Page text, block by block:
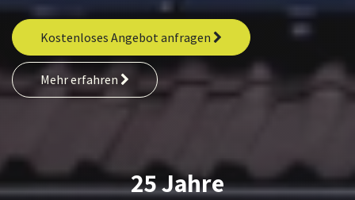
Kostenloses Angebot anfragen
Mehr erfahren
25 Jahre